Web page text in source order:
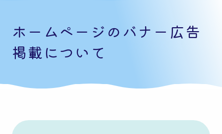
ホームページのバナー広告
掲載について